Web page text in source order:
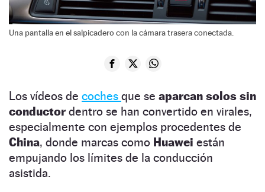
Una pantalla en el salpicadero con la cámara trasera conectada.
Los vídeos de coches que se aparcan solos sin
conductordentro se han convertido en virales,
especialmente con ejemplos procedentes de
China, donde marcas como Huawei están
empujando los límites de la conducción
asistida.